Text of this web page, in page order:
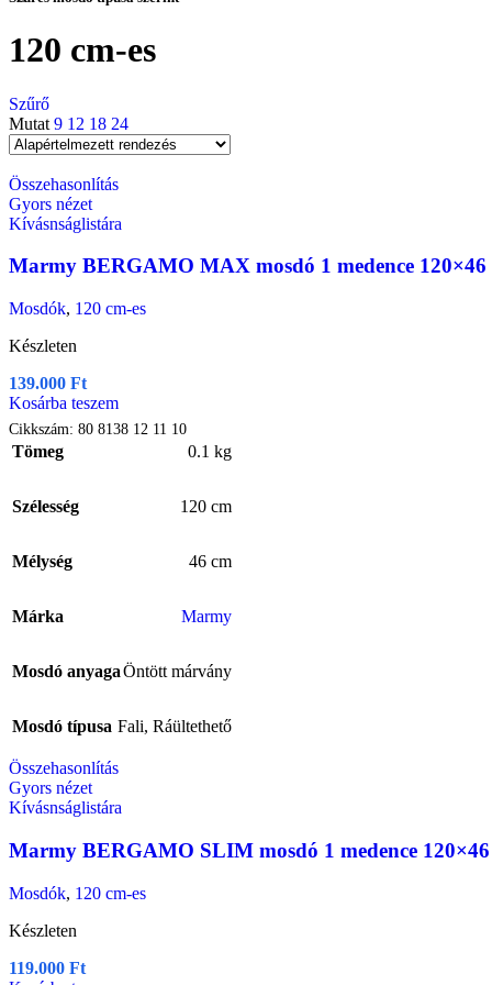
120 cm-es
Szűrő
Mutat 9 12 18 24
Összehasonlítás
Gyors nézet
Kívásnságlistára
Marmy BERGAMO MAX mosdó 1 medence 120×46
Mosdók, 120 cm-es
Készleten
139.000 Ft
Kosárba teszem
Cikkszám: 80 8138 12 11 10
Tömeg 0.1 kg
Szélesség 120 cm
Mélység 46 cm
Márka Marmy
Mosdó anyagaÖntött márvány
Mosdó típusa Fali, Ráültethető
Összehasonlítás
Gyors nézet
Kívásnságlistára
Marmy BERGAMO SLIM mosdó 1 medence
Mosdók, 120 cm-es
Készleten
119.000 Ft